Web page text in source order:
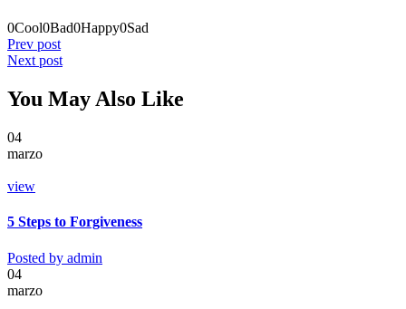
0Cool0Bad0Happy0Sad
Prev post
Next post
You May Also Like
04
marzo
view
5 Steps to Forgiveness
Posted by admin
04
marzo